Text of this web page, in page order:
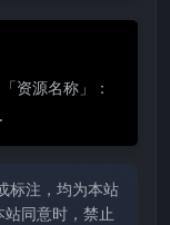
资源名称」：
标注，均为本站
同意时，禁止